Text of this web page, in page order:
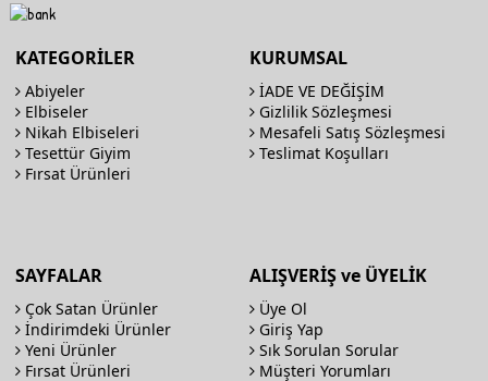
KATEGORİLER
Abiyeler
Elbiseler
Nikah Elbiseleri
Tesettür Giyim
Fırsat Ürünleri
KURUMSAL
İADE VE DEĞİŞİM
Gizlilik Sözleşmesi
Mesafeli Satış Sözleşmesi
Teslimat Koşulları
SAYFALAR
Çok Satan Ürünler
İndirimdeki Ürünler
Yeni Ürünler
Fırsat Ürünleri
ALIŞVERİŞ ve ÜYELİK
Üye Ol
Giriş Yap
Sık Sorulan Sorular
Müşteri Yorumları